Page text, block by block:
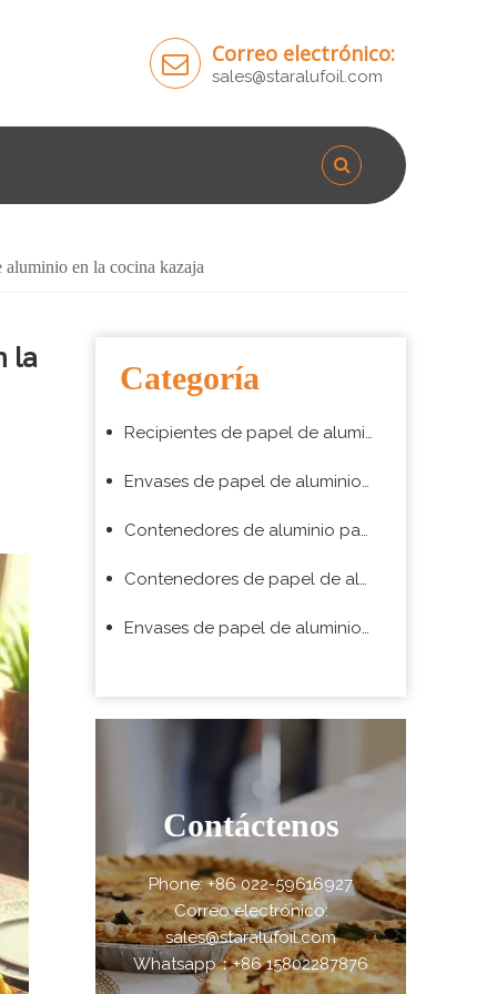
Correo electrónico:
sales@staralufoil.com
en la cocina kazaja
la
Categoría
Recipientes de papel de aluminio para hornear
Envases de papel de aluminio para envasado de alimentos para llevar
Contenedores de aluminio para aerolíneas
Contenedores de papel de aluminio para barbacoa
Envases de papel de aluminio para supermercado
Contáctenos
Phone: +86 022-59616927
Correo electrónico:
sales@staralufoil.com
Whatsapp：+86 15802287876